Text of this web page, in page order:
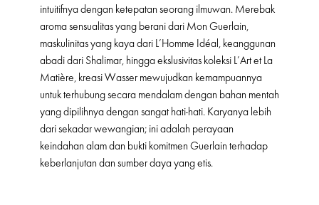
intuitifnya dengan ketepatan seorang ilmuwan. Merebak
aroma sensualitas yang berani dari Mon Guerlain,
maskulinitas yang kaya dari L’Homme Idéal, keanggunan
abadi dari Shalimar, hingga ekslusivitas koleksi L’Art et La
Matière, kreasi Wasser mewujudkan kemampuannya
untuk terhubung secara mendalam dengan bahan mentah
yang dipilihnya dengan sangat hati-hati. Karyanya lebih
dari sekadar wewangian; ini adalah perayaan
keindahan alam dan bukti komitmen Guerlain terhadap
keberlanjutan dan sumber daya yang etis.